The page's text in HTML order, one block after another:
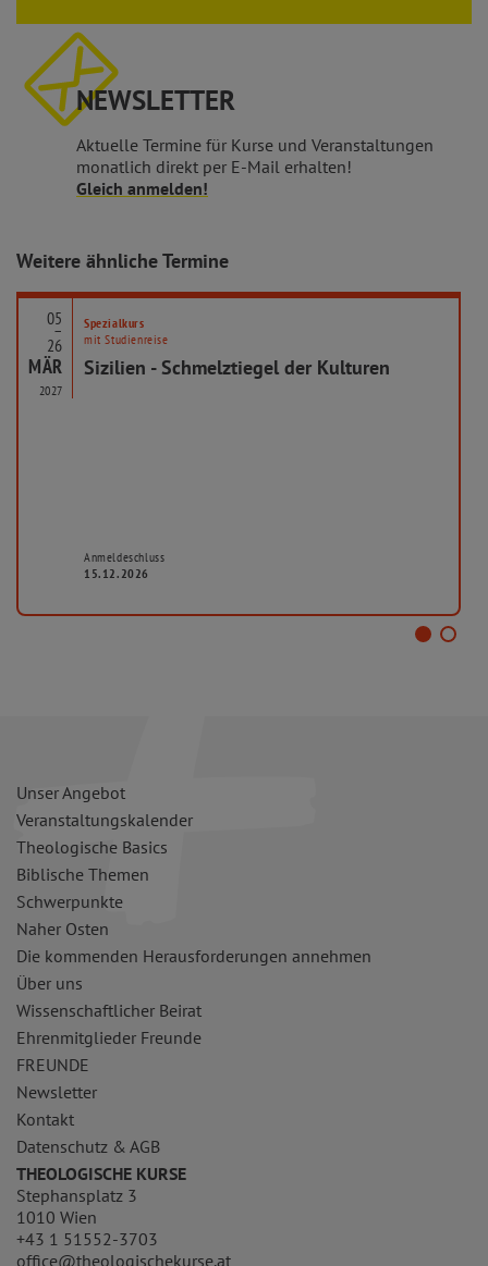
NEWSLETTER
Aktuelle Termine für Kurse und Veranstaltungen
monatlich direkt per E-Mail erhalten!
Gleich anmelden!
Weitere ähnliche Termine
05
–
26
MÄR
2027
Spezialkurs
mit Studienreise
Sizilien - Schmelztiegel der Kulturen
Anmeldeschluss
15.12.2026
Unser Angebot
Veranstaltungskalender
Theologische Basics
Biblische Themen
Schwerpunkte
Naher Osten
Die kommenden Herausforderungen annehmen
Über uns
Wissenschaftlicher Beirat
Ehrenmitglieder Freunde
FREUNDE
Newsletter
Kontakt
Datenschutz & AGB
THEOLOGISCHE KURSE
Stephansplatz 3
1010 Wien
+43 1 51552-3703
office@theologischekurse.at